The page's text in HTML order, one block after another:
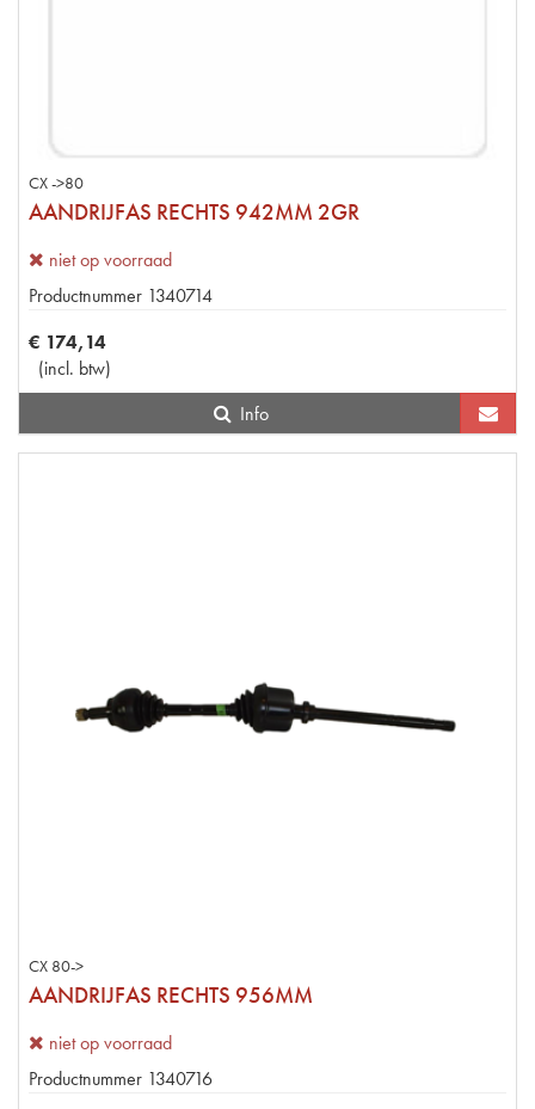
CX ->80
AANDRIJFAS RECHTS 942MM 2GR
niet op voorraad
Productnummer 1340714
€ 174,14
(incl. btw)
Info
CX 80->
AANDRIJFAS RECHTS 956MM
niet op voorraad
Productnummer 1340716